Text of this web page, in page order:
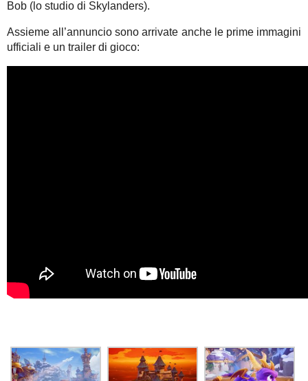
Bob (lo studio di Skylanders).
Assieme all’annuncio sono arrivate anche le prime immagini
ufficiali e un trailer di gioco: